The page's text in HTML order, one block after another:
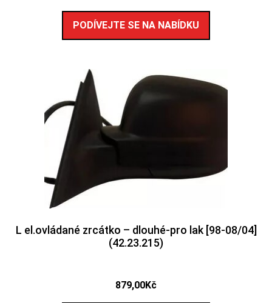
PODÍVEJTE SE NA NABÍDKU
L el.ovládané zrcátko – dlouhé-pro lak [98-08/04]
(42.23.215)
879,00Kč